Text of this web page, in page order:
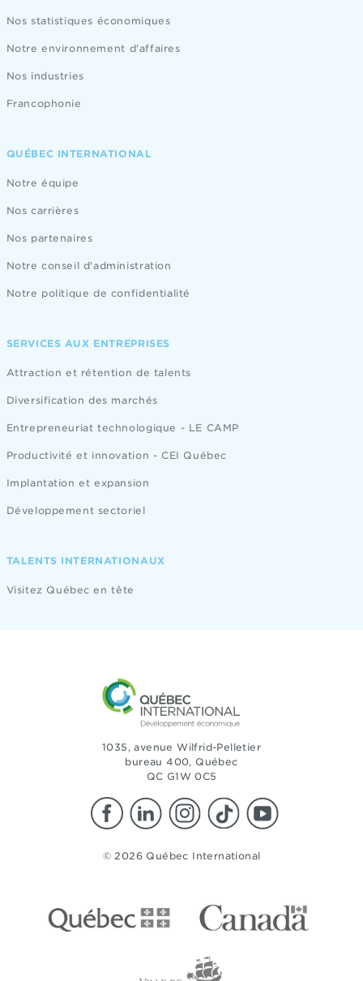
Nos statistiques économiques
Notre environnement d'affaires
Nos industries
Francophonie
QUÉBEC INTERNATIONAL
Notre équipe
Nos carrières
Nos partenaires
Notre conseil d'administration
Notre politique de confidentialité
SERVICES AUX ENTREPRISES
Attraction et rétention de talents
Diversification des marchés
Entrepreneuriat technologique - LE CAMP
Productivité et innovation - CEI Québec
Implantation et expansion
Développement sectoriel
TALENTS INTERNATIONAUX
Visitez Québec en tête
1035, avenue Wilfrid-Pelletier
bureau 400, Québec
QC G1W 0C5
© 2026 Québec International